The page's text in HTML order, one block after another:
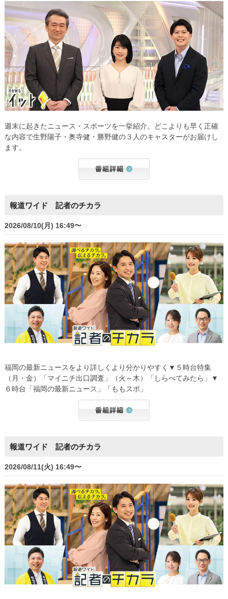
週末に起きたニュース・スポーツを一挙紹介。どこよりも早く正確
な内容で生野陽子・奥寺健・勝野健の３人のキャスターがお届けし
ます。
報道ワイド 記者のチカラ
2026/08/10(月) 16:49〜
福岡の最新ニュースをより詳しくより分かりやすく▼５時台特集
（月・金）「マイニチ出口調査」（火～木）「しらべてみたら」▼
６時台「福岡の最新ニュース」「ももスポ」
報道ワイド 記者のチカラ
2026/08/11(火) 16:49〜